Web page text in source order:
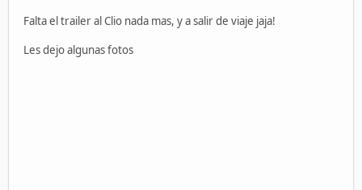
Falta el trailer al Clio nada mas, y a salir de viaje jaja!
Les dejo algunas fotos